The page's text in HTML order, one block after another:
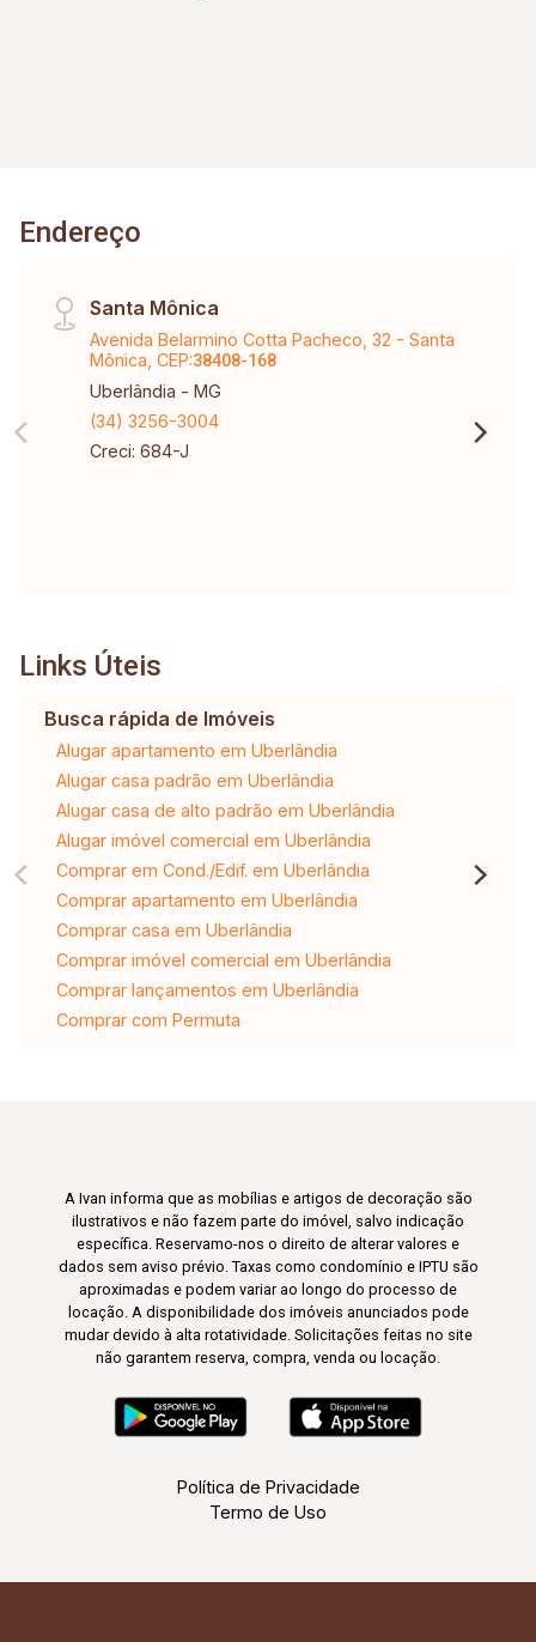
Endereço
Santa Mônica
Avenida Belarmino Cotta Pacheco, 32 - Santa
Mônica, CEP:38408-168
Uberlândia - MG
(34) 3256-3004
Creci: 684-J
Links Úteis
Busca rápida de Imóveis
Alugar apartamento em Uberlândia
Alugar casa padrão em Uberlândia
Alugar casa de alto padrão em Uberlândia
Alugar imóvel comercial em Uberlândia
Comprar em Cond./Edif. em Uberlândia
Comprar apartamento em Uberlândia
Comprar casa em Uberlândia
Comprar imóvel comercial em Uberlândia
Comprar lançamentos em Uberlândia
Comprar com Permuta
A Ivan informa que as mobílias e artigos de decoração são
ilustrativos e não fazem parte do imóvel, salvo indicação
específica. Reservamo-nos o direito de alterar valores e
dados sem aviso prévio. Taxas como condomínio e IPTU são
aproximadas e podem variar ao longo do processo de
locação. A disponibilidade dos imóveis anunciados pode
mudar devido à alta rotatividade. Solicitações feitas no site
não garantem reserva, compra, venda ou locação.
Política de Privacidade
Termo de Uso